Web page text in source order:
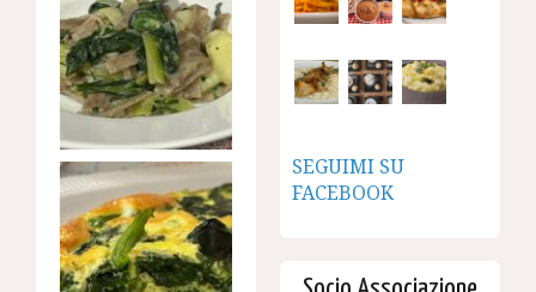
SEGUIMI SU
FACEBOOK